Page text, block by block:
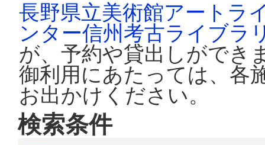
長野県立美術館アートラ
ンター信州考古ライブラ
が、予約や貸出しができ
御利用にあたっては、各
お出かけください。
検索条件